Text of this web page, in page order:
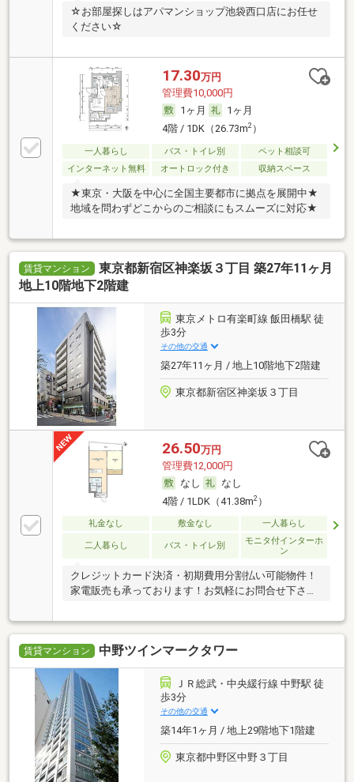
☆お部屋探しはアパマンショップ池袋西口店にお任せ
ください☆
17.30万円
管理費10,000円
1ヶ月
1ヶ月
4階 / 1DK（26.73m2）
一人暮らし バス・トイレ別
ペット相談可
インターネット無料
オートロック付き 収納スペース
★東京・大阪を中心に全国主要都市に拠点を展開中★
地域を問わずどこからのご相談にもスムーズに対応★
賃貸マンション
東京都新宿区神楽坂３丁目 築27年11ヶ月
地上10階地下2階建
東京メトロ有楽町線 飯田橋駅 徒
歩3分
その他の交通
築27年11ヶ月 / 地上10階地下2階建
東京都新宿区神楽坂３丁目
26.50万円
管理費12,000円
なし
なし
4階 / 1LDK（41.38m2）
礼金なし 敷金なし 一人暮らし
二人暮らし バス・トイレ別
モニタ付インターホ
ン
クレジットカード決済・初期費用分割払い可能物件！
家電販売も承っております！お気軽にお問合せ下さ
賃貸マンション 中野ツインマークタワー
ＪＲ総武・中央緩行線 中野駅 徒
歩3分
その他の交通
築14年1ヶ月 / 地上29階地下1階建
東京都中野区中野３丁目